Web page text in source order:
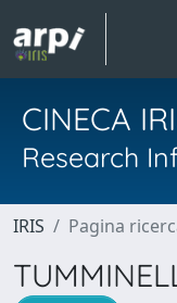
CINECA
Research
IRIS Pagina